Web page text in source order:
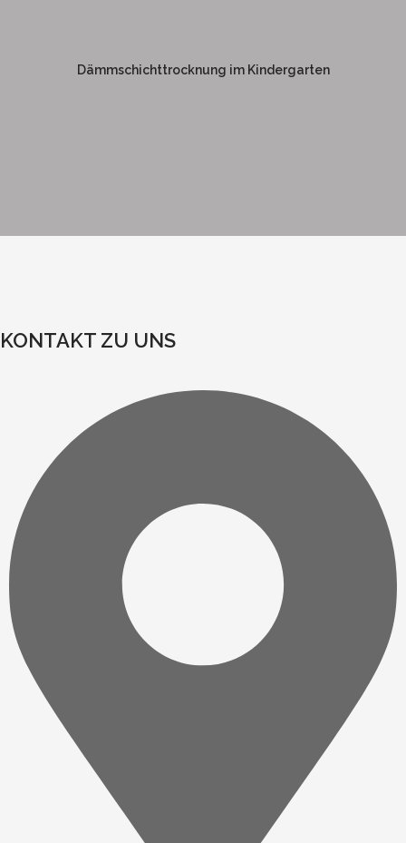
Dämmschichttrocknung im Kindergarten
Weitere Informationen
KONTAKT ZU UNS